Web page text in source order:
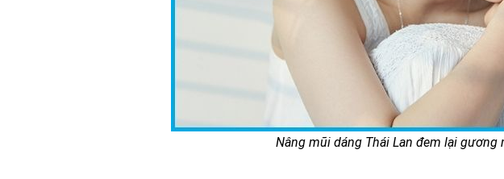
Nâng mũi dáng Thái Lan đem lại gương